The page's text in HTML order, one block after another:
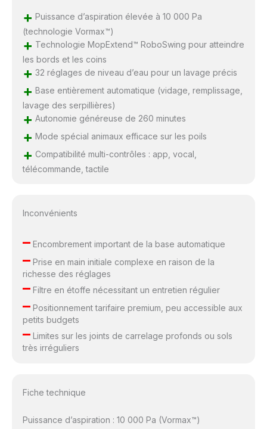
+ Puissance d’aspiration élevée à 10 000 Pa
(technologie Vormax™)
+ Technologie MopExtend™ RoboSwing pour atteindre
les bords et les coins
+ 32 réglages de niveau d’eau pour un lavage précis
+ Base entièrement automatique (vidage, remplissage,
lavage des serpillières)
+ Autonomie généreuse de 260 minutes
+ Mode spécial animaux efficace sur les poils
+ Compatibilité multi-contrôles : app, vocal,
télécommande, tactile
Inconvénients
–Encombrement important de la base automatique
–Prise en main initiale complexe en raison de la
richesse des réglages
–Filtre en étoffe nécessitant un entretien régulier
–Positionnement tarifaire premium, peu accessible aux
petits budgets
–Limites sur les joints de carrelage profonds ou sols
très irréguliers
Fiche technique
Puissance d’aspiration : 10 000 Pa (Vormax™)